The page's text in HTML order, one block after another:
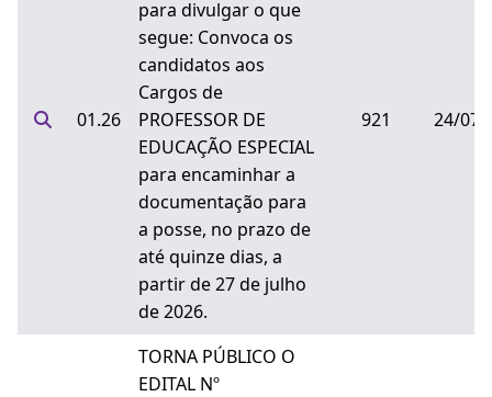
01.26
para divulgar o que
segue: Convoca os
candidatos aos
Cargos de
PROFESSOR DE
EDUCAÇÃO ESPECIAL
para encaminhar a
documentação para
a posse, no prazo de
até quinze dias, a
partir de 27 de julho
de 2026.
921 24/07/
TORNA PÚBLICO O
EDITAL Nº